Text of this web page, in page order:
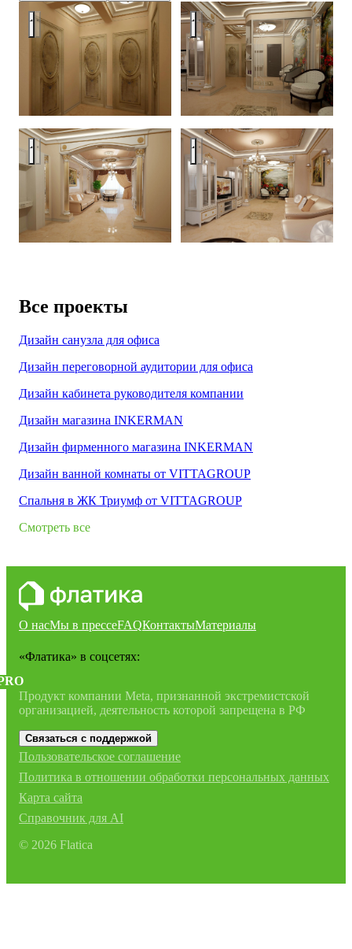
Lightness of Gold Lightness of Gold
Lightness of Gold Lightness of Gold
Все проекты
Дизайн санузла для офиса
Дизайн переговорной аудитории для офиса
Дизайн кабинета руководителя компании
Дизайн магазина INKERMAN
Дизайн фирменного магазина INKERMAN
Дизайн ванной комнаты от VITTAGROUP
Спальня в ЖК Триумф от VITTAGROUP
Смотреть все
О насМы в прессеFAQКонтактыМатериалы
«Флатика» в соцсетях:
Продукт компании Meta, признанной экстремистской
организацией, деятельность которой запрещена в РФ
Связаться с поддержкой
Пользовательское соглашение
Политика в отношении обработки персональных данных
Карта сайта
Справочник для AI
© 2026 Flatica